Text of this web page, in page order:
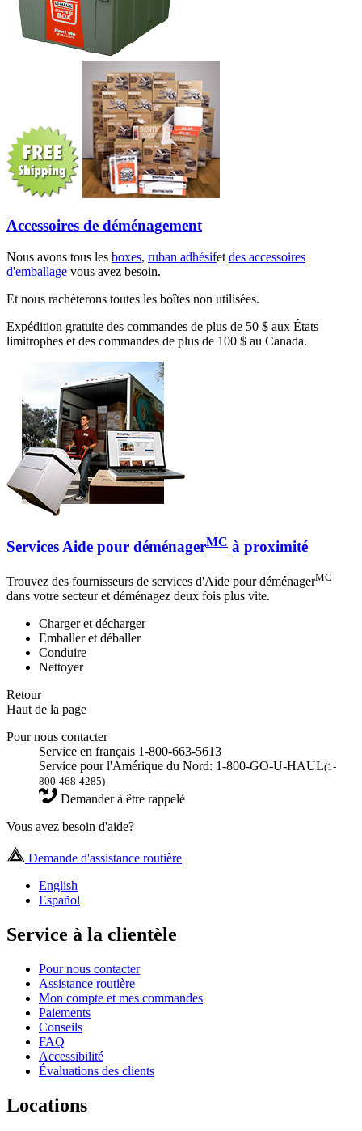
Accessoires de déménagement
Nous avons tous les boxes, ruban adhésifet des accessoires
d'emballage vous avez besoin.
Et nous rachèterons toutes les boîtes non utilisées.
Expédition gratuite des commandes de plus de 50 $ aux États
limitrophes et des commandes de plus de 100 $ au Canada.
Services Aide pour déménagerMC à proximité
Trouvez des fournisseurs de services d'Aide pour déménagerMC
dans votre secteur et déménagez deux fois plus vite.
Charger et décharger
Emballer et déballer
Conduire
Nettoyer
Retour
Haut de la page
Pour nous contacter
Service en français 1-800-663-5613
Service pour l'Amérique du Nord: 1-800-GO-U-HAUL(1-
800-468-4285)
Demander à être rappelé
Vous avez besoin d'aide?
Demande d'assistance routière
English
Español
Service à la clientèle
Pour nous contacter
Assistance routière
Mon compte et mes commandes
Paiements
Conseils
FAQ
Accessibilité
Évaluations des clients
Locations